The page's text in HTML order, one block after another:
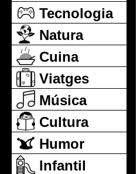
Tecnologia
Natura
Cuina
Viatges
Música
Cultura
Humor
Infantil